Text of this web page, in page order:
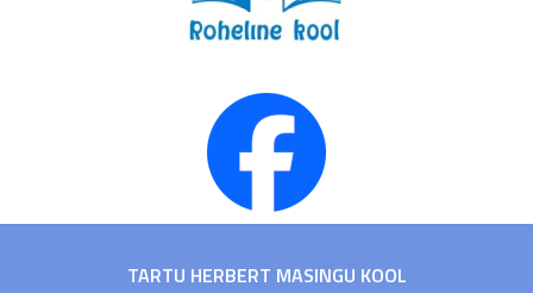
TARTU HERBERT MASINGU KOOL